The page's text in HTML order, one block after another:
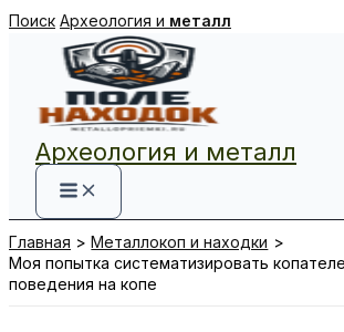
Перейти
содержимому
Поиск Археология и металл
Археология и металл
Главная
Металлокоп и находки
Моя попытка систематизировать
поведения на копе